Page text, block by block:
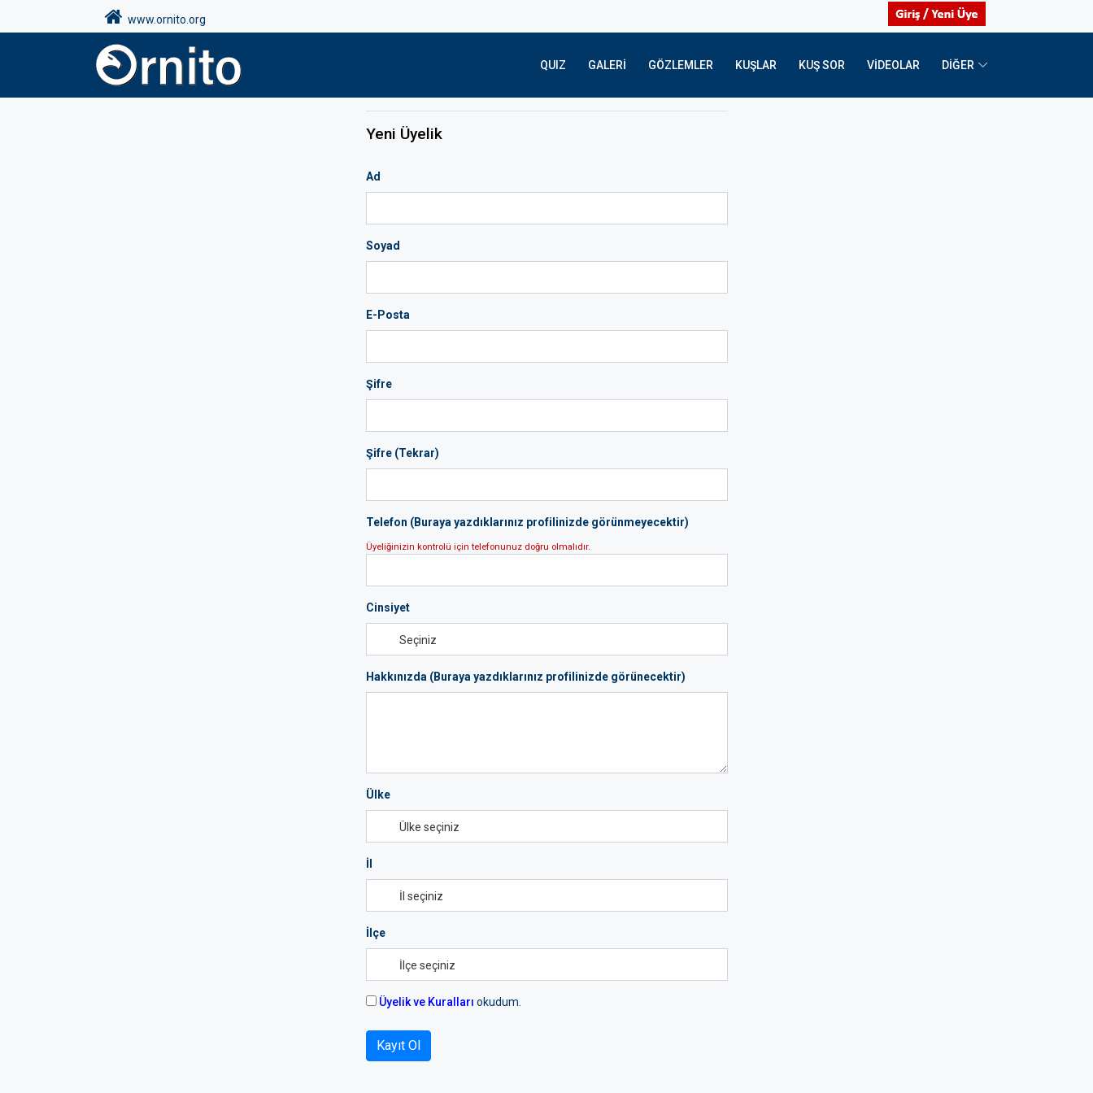
www.ornito.org
QUIZ GALERI GÖZLEMLER KUŞLAR KUŞ SOR VIDEOLAR DİĞER
Yeni Üyelik
Ad
Soyad
E-Posta
Şifre
Şifre (Tekrar)
Telefon (Buraya yazdıklarınız profilinizde görünmeyecektir)
Üyeliğinizin kontrolü için telefonunuz doğru olmalıdır.
Cinsiyet
Hakkınızda (Buraya yazdıklarınız profilinizde görünecektir)
Ülke
İl
İlçe
Üyelik ve Kuralları okudum.
Kayıt Ol